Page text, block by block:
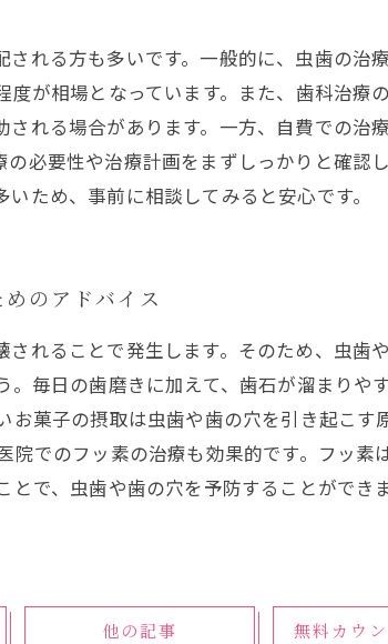
れる方も多いです。一般的に、虫歯の治
が相場となっています。また、歯科治療
れる場合があります。一方、自費での治
必要性や治療計画をまずしっかりと確認
ため、事前に相談してみると安心です。
のアドバイス
れることで発生します。そのため、虫歯
毎日の歯磨きに加えて、歯石が溜まり
菓子の摂取は虫歯や歯の穴を引き起こ
でのフッ素の治療も効果的です。フッ
で、虫歯や歯の穴を予防することがで
他の記事
無料カウ